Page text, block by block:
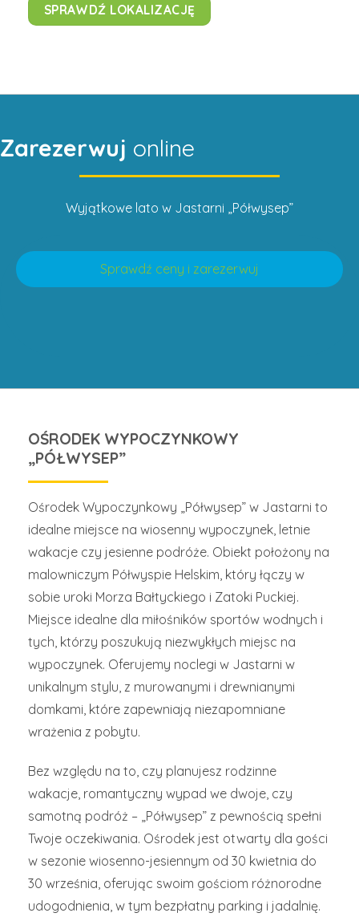
SPRAWDŹ LOKALIZACJĘ
Zarezerwuj online
Wyjątkowe lato w Jastarni „Półwysep”
Sprawdź ceny i zarezerwuj
OŚRODEK WYPOCZYNKOWY
„PÓŁWYSEP”
Ośrodek Wypoczynkowy „Półwysep” w Jastarni to
idealne miejsce na wiosenny wypoczynek, letnie
wakacje czy jesienne podróże. Obiekt położony na
malowniczym Półwyspie Helskim, który łączy w
sobie uroki Morza Bałtyckiego i Zatoki Puckiej.
Miejsce idealne dla miłośników sportów wodnych i
tych, którzy poszukują niezwykłych miejsc na
wypoczynek. Oferujemy noclegi w Jastarni w
unikalnym stylu, z murowanymi i drewnianymi
domkami, które zapewniają niezapomniane
wrażenia z pobytu.
Bez względu na to, czy planujesz rodzinne
wakacje, romantyczny wypad we dwoje, czy
samotną podróż – „Półwysep” z pewnością spełni
Twoje oczekiwania. Ośrodek jest otwarty dla gości
w sezonie wiosenno-jesiennym od 30 kwietnia do
30 września, oferując swoim gościom różnorodne
udogodnienia, w tym bezpłatny parking i jadalnię.